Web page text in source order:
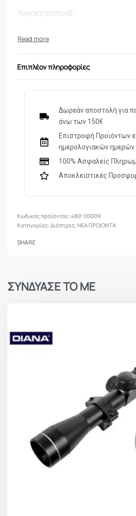
Χαρακτηριστικά:
Μεγέθυνση
Αντικειμενικός φακός
Σπείρωμα φακού
Οπτικό πεδίο (m/100m)
Απόσταση από το μάτι
Μεταβολή ανά κλικ
Οι σκοπευτικές διόπτρες και red
κατόπιν προσκόμισης άδειας
Οι υπηρετούντες σε Σώματα
Δυνάμεις και Υπηρεσίες
για την άσκηση των καθηκόντων
προμηθευτούν άνευ αδείας, με
υπηρεσιακής βεβαίωσης.
Επιπλέον πληροφορίες
Δωρεάν αποστολή για
άνω των 150€
Επιστροφή Προϊόντων
ημερολογιακών ημερών
100% Ασφαλείς
Αποκλειστικές
480-00009
Κατηγορίες:Διόπτρες, ΝΕΑ ΠΡΟΙΟΝΤΑ
SHARE
ΣΥΝΔΥΑΣΕ ΤΟ ΜΕ